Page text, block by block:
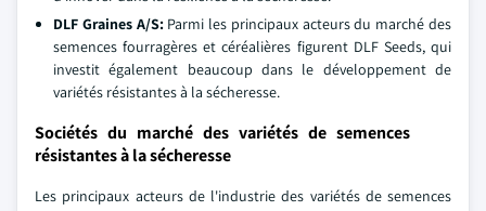
DLF Graines A/S: Parmi les principaux acteurs du marché des
semences fourragères et céréalières figurent DLF Seeds, qui
investit également beaucoup dans le développement de
variétés résistantes à la sécheresse.
Sociétés du marché des variétés de semences
résistantes à la sécheresse
Les principaux acteurs de l'industrie des variétés de semences